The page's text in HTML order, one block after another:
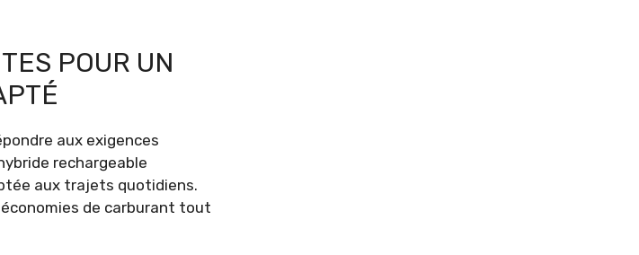
POUR UN
aux exigences
rechargeable
aux trajets quotidiens.
de carburant tout